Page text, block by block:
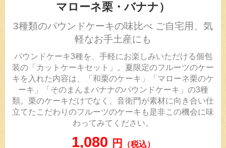
マローネ栗・バナナ）
3種類のパウンドケーキの味比べ ご自宅用、気
軽なお手土産にも
パウンドケーキ3種を、手軽にお楽しみいただける個包
装の「カットケーキセット」。夏限定のフルーツのケー
キを入れた内容は、「和栗のケーキ」「マローネ栗のケ
ーキ」「そのまんまバナナのパウンドケーキ」の3種
類。栗のケーキだけでなく、音衛門が素材に向き合い仕
立てたこだわりのフルーツのケーキも是非この機会に味
わってみてください。
1,080 円 （税込）